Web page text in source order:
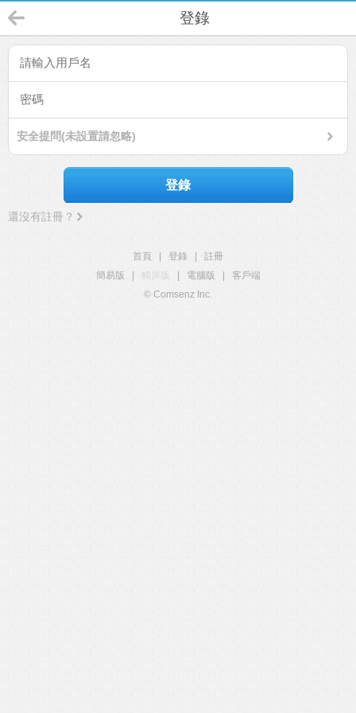
登錄
安全提問(未設置請忽略)
登錄
還沒有註冊？
首頁 登錄
註冊
簡易版
觸屏版 電腦版
客戶端
© Comsenz Inc.